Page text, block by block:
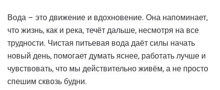
Вода – это движение и вдохновение. Она напоминает,
что жизнь, как и река, течёт дальше, несмотря на все
трудности. Чистая питьевая вода даёт силы начать
новый день, помогает думать яснее, работать лучше и
чувствовать, что мы действительно живём, а не просто
спешим сквозь будни.